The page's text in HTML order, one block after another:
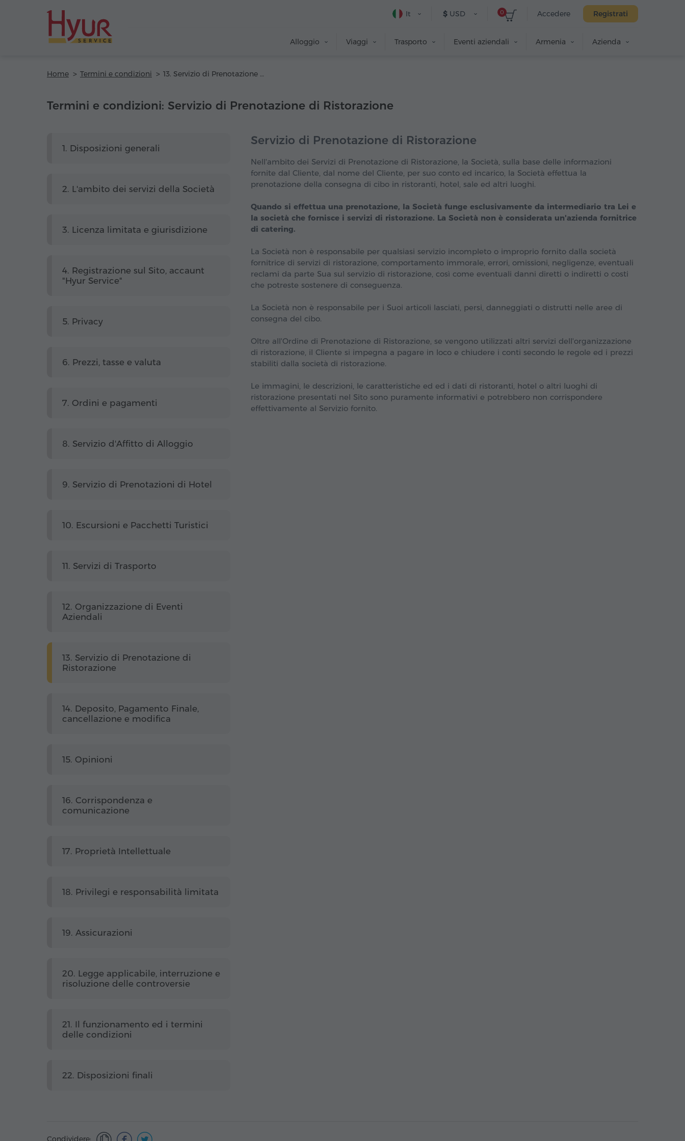
Accedere Registrati
0
$ USD
It
Alloggio Viaggi Trasporto Eventi aziendali Armenia Azienda
Home Termini e condizioni 13. Servizio di Prenotazione di Ristorazione
Termini e condizioni: Servizio di Prenotazione di Ristorazione
1. Disposizioni generali
2. L'ambito dei servizi della Società
3. Licenza limitata e giurisdizione
4. Registrazione sul Sito, accaunt
"Hyur Service"
5. Privacy
6. Prezzi, tasse e valuta
7. Ordini e pagamenti
8. Servizio d'Affitto di Alloggio
9. Servizio di Prenotazioni di Hotel
10. Escursioni e Pacchetti Turistici
11. Servizi di Trasporto
12. Organizzazione di Eventi
Aziendali
13. Servizio di Prenotazione di
Ristorazione
14. Deposito, Pagamento Finale,
cancellazione e modifica
15. Opinioni
16. Corrispondenza e
comunicazione
17. Proprietà Intellettuale
18. Privilegi e responsabilità limitata
19. Assicurazioni
20. Legge applicabile, interruzione e
risoluzione delle controversie
21. Il funzionamento ed i termini
delle condizioni
22. Disposizioni finali
Servizio di Prenotazione di Ristorazione
Nell'ambito dei Servizi di Prenotazione di Ristorazione, la Società, sulla base delle informazioni
fornite dal Cliente, dal nome del Cliente, per suo conto ed incarico, la Società effettua la
prenotazione della consegna di cibo in ristoranti, hotel, sale ed altri luoghi.
Quando si effettua una prenotazione, la Società funge esclusivamente da intermediario tra Lei e
la società che fornisce i servizi di ristorazione. La Società non è considerata un'azienda fornitrice
di catering.
La Società non è responsabile per qualsiasi servizio incompleto o improprio fornito dalla società
fornitrice di servizi di ristorazione, comportamento immorale, errori, omissioni, negligenze, eventuali
reclami da parte Sua sul servizio di ristorazione, così come eventuali danni diretti o indiretti o costi
che potreste sostenere di conseguenza.
La Società non è responsabile per i Suoi articoli lasciati, persi, danneggiati o distrutti nelle aree di
consegna del cibo.
Oltre all'Ordine di Prenotazione di Ristorazione, se vengono utilizzati altri servizi dell'organizzazione
di ristorazione, il Cliente si impegna a pagare in loco e chiudere i conti secondo le regole ed i prezzi
stabiliti dalla società di ristorazione.
Le immagini, le descrizioni, le caratteristiche ed ed i dati di ristoranti, hotel o altri luoghi di
ristorazione presentati nel Sito sono puramente informativi e potrebbero non corrispondere
effettivamente al Servizio fornito.
Condividere: